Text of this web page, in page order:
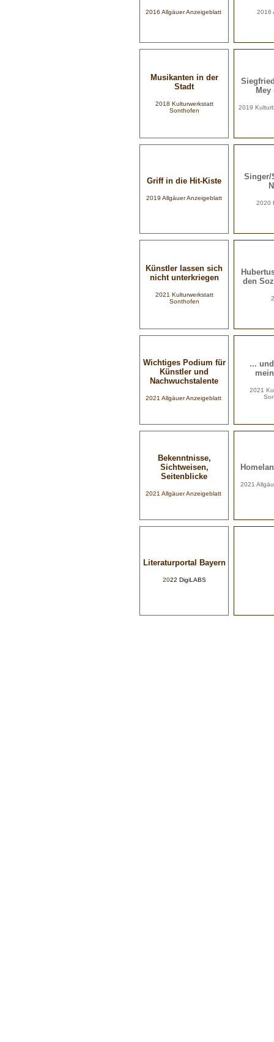
2016 Allgäuer Anzeigeblatt 2016
Musikanten in der
Stadt
2018 Kulturwerkstatt
Sonthofen
Mey
2019
Griff in die Hit-Kiste
2019 Allgäuer Anzeigeblatt
Singer/
2020
Künstler lassen sich
nicht unterkriegen
2021 Kulturwerkstatt
Sonthofen
den
Wichtiges Podium für
Künstler und
Nachwuchstalente
2021 Allgäuer Anzeigeblatt
...
2021
Bekenntnisse,
Sichtweisen,
Seitenblicke
2021 Allgäuer Anzeigeblatt
2021
Literaturportal Bayern
2022 DigiLABS